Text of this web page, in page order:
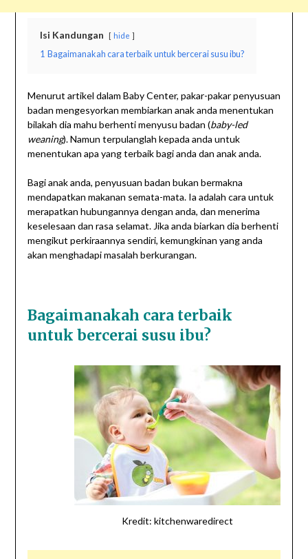
Isi Kandungan hide
1 Bagaimanakah cara terbaik untuk bercerai susu ibu?
Menurut artikel dalam Baby Center, pakar-pakar penyusuan
badan mengesyorkan membiarkan anak anda menentukan
bilakah dia mahu berhenti menyusu badan (baby-led
weaning). Namun terpulanglah kepada anda untuk
menentukan apa yang terbaik bagi anda dan anak anda.
Bagi anak anda, penyusuan badan bukan bermakna
mendapatkan makanan semata-mata. Ia adalah cara untuk
merapatkan hubungannya dengan anda, dan menerima
keselesaan dan rasa selamat. Jika anda biarkan dia berhenti
mengikut perkiraannya sendiri, kemungkinan yang anda
akan menghadapi masalah berkurangan.
Bagaimanakah cara terbaik
untuk bercerai susu ibu?
Kredit: kitchenwaredirect